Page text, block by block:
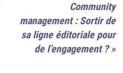
Community
management : Sortir de
sa ligne éditoriale pour
de l’engagement ?»